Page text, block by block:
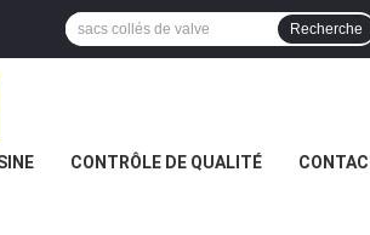
Recherche
CONTRÔLE DE QUALITÉ